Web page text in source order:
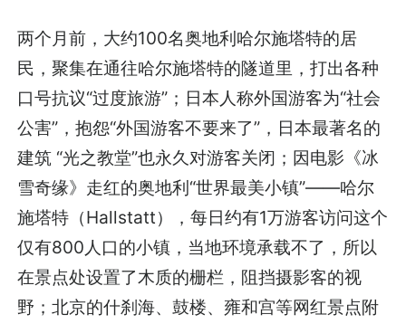
两个月前，大约100名奥地利哈尔施塔特的居
民，聚集在通往哈尔施塔特的隧道里，打出各种
口号抗议“过度旅游”；日本人称外国游客为“社会
公害”，抱怨“外国游客不要来了”，日本最著名的
建筑 “光之教堂”也永久对游客关闭；因电影《冰
雪奇缘》走红的奥地利“世界最美小镇”——哈尔
施塔特（Hallstatt），每日约有1万游客访问这个
仅有800人口的小镇，当地环境承载不了，所以
在景点处设置了木质的栅栏，阻挡摄影客的视
野；北京的什刹海、鼓楼、雍和宫等网红景点附